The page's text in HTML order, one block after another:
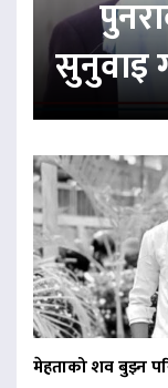
सुनुवाइ
मेहताको शव बुझ्न